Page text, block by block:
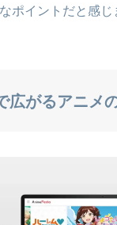
ポイントだと感じ
広がるアニメ